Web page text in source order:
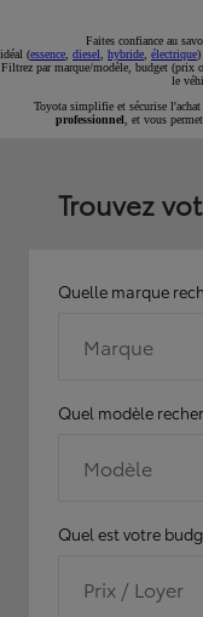
Faites confiance au
idéal (essence diesel hybride électrique)
Filtrez par marque/modèle, budget (prix
le
Toyota simplifie et sécurise
professionnel , et vous
Trouvez
Quelle marque
Marque
Quel modèle
Modèle
Quel est votre
Prix / Loyer